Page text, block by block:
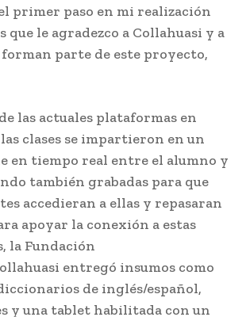
primer paso en mi realización
que le agradezco a Collahuasi y a
parte de este proyecto,
las actuales plataformas en
clases se impartieron en un
en tiempo real entre el alumno y
también grabadas para que
accedieran a ellas y repasaran
apoyar la conexión a estas
la Fundación
entregó insumos como
de inglés/español,
y una tablet habilitada con un